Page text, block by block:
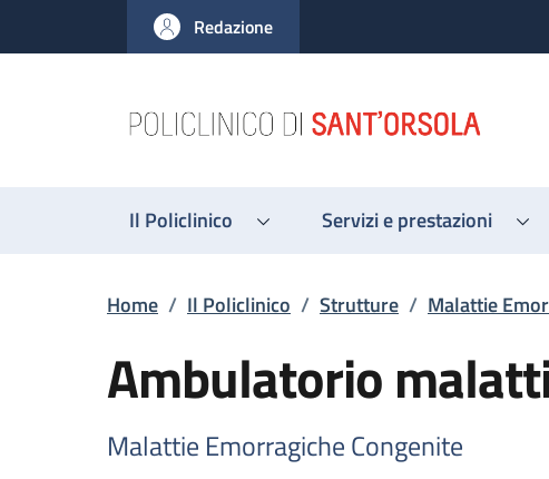
al contenuto principale
to footer content
Redazione
Il Policlinico Servizi e prestazioni
Briciole di pane
Home / Il Policlinico / Strutture / Malattie
Ambulatorio
Malattie Emorragiche Congenite